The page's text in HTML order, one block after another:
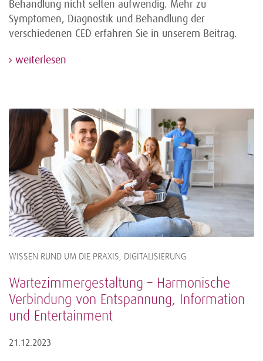
Behandlung nicht selten aufwendig. Mehr zu
Symptomen, Diagnostik und Behandlung der
verschiedenen CED erfahren Sie in unserem Beitrag.
weiterlesen
WISSEN RUND UM DIE PRAXIS, DIGITALISIERUNG
Wartezimmergestaltung – Harmonische
Verbindung von Entspannung, Information
und Entertainment
21.12.2023